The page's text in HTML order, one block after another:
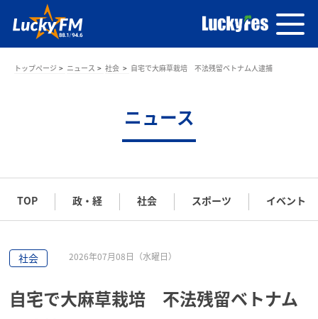
トップページ ニュース 社会 自宅で大麻草栽培 不法残留ベトナム人逮捕
ニュース
TOP 政・経 社会 スポーツ イベント
社会 2026年07月08日（水曜日）
自宅で大麻草栽培 不法残留ベトナム